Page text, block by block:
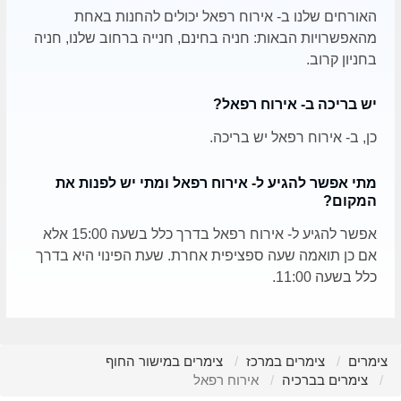
האורחים שלנו ב- אירוח רפאל יכולים להחנות באחת
מהאפשרויות הבאות: חניה בחינם, חנייה ברחוב שלנו, חניה
בחניון קרוב.
יש בריכה ב- אירוח רפאל?
כן, ב- אירוח רפאל יש בריכה.
מתי אפשר להגיע ל- אירוח רפאל ומתי יש לפנות את
המקום?
אפשר להגיע ל- אירוח רפאל בדרך כלל בשעה 15:00 אלא
אם כן תואמה שעה ספציפית אחרת. שעת הפינוי היא בדרך
כלל בשעה 11:00.
צימרים צימרים במרכז
צימרים במישור החוף
צימרים בברכיה
אירוח רפאל